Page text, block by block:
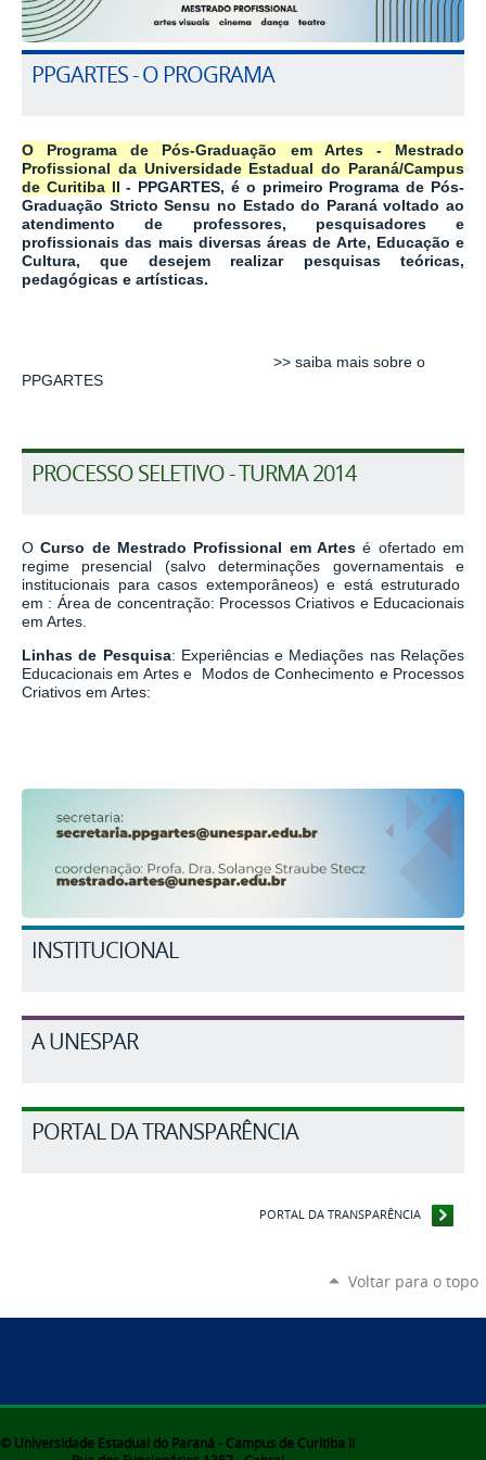
PPGARTES - O PROGRAMA
O Programa de Pós-Graduação em Artes - Mestrado
Profissional da Universidade Estadual do Paraná/Campus
de Curitiba II - PPGARTES, é o primeiro Programa de Pós-
Graduação Stricto Sensu no Estado do Paraná voltado ao
atendimento de professores, pesquisadores e
profissionais das mais diversas áreas de Arte, Educação e
Cultura, que desejem realizar pesquisas teóricas,
pedagógicas e artísticas.
>> saiba mais sobre o
PPGARTES
PROCESSO SELETIVO - TURMA 2014
OCurso de Mestrado Profissional em Artes é ofertado em
regime presencial (salvo determinações governamentais e
institucionais para casos extemporâneos) e está estruturado
em : Área de concentração: Processos Criativos e Educacionais
em Artes.
Linhas de Pesquisa: Experiências e Mediações nas Relações
Educacionais em Artes e Modos de Conhecimento e Processos
Criativos em Artes:
INSTITUCIONAL
A UNESPAR
PORTAL DA TRANSPARÊNCIA
PORTAL DA TRANSPARÊNCIA
Voltar para o topo
© Universidade Estadual do Paraná - Campus de Curitiba II